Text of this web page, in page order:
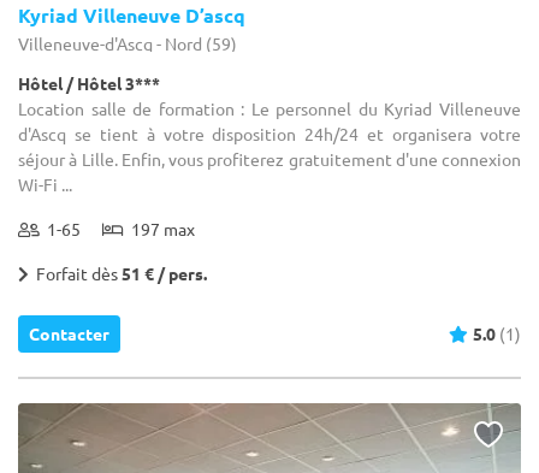
Kyriad Villeneuve D’ascq
Villeneuve-d'Ascq - Nord (59)
Hôtel / Hôtel 3***
Location salle de formation : Le personnel du Kyriad Villeneuve
d'Ascq se tient à votre disposition 24h/24 et organisera votre
séjour à Lille. Enfin, vous profiterez gratuitement d'une connexion
Wi-Fi ...
1-65 197 max
Forfait dès 51 € / pers.
Contacter 5.0 (1)